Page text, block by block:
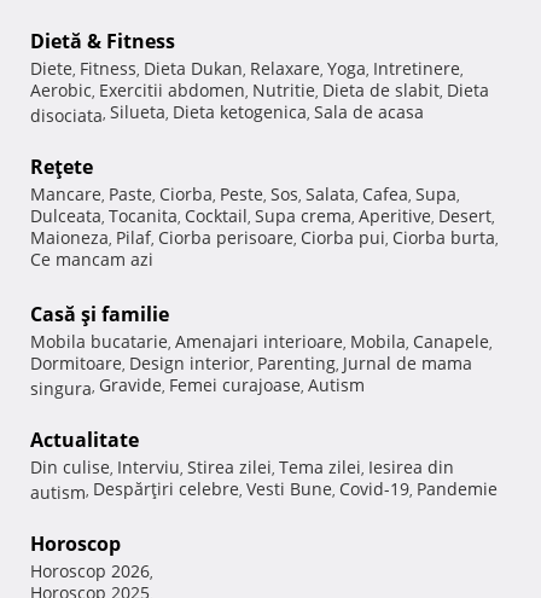
Dietă & Fitness
Diete, Fitness, Dieta Dukan, Relaxare, Yoga, Intretinere,
Aerobic, Exercitii abdomen, Nutritie, Dieta de slabit, Dieta
disociata, Silueta, Dieta ketogenica, Sala de acasa
Reţete
Mancare, Paste, Ciorba, Peste, Sos, Salata, Cafea, Supa,
Dulceata, Tocanita, Cocktail, Supa crema, Aperitive, Desert,
Maioneza, Pilaf, Ciorba perisoare, Ciorba pui, Ciorba burta,
Ce mancam azi
Casă şi familie
Mobila bucatarie, Amenajari interioare, Mobila, Canapele,
Dormitoare, Design interior, Parenting, Jurnal de mama
singura, Gravide, Femei curajoase, Autism
Actualitate
Din culise, Interviu, Stirea zilei, Tema zilei, Iesirea din
autism, Despărţiri celebre, Vesti Bune, Covid-19, Pandemie
Horoscop
Horoscop 2026,
Horoscop 2025,